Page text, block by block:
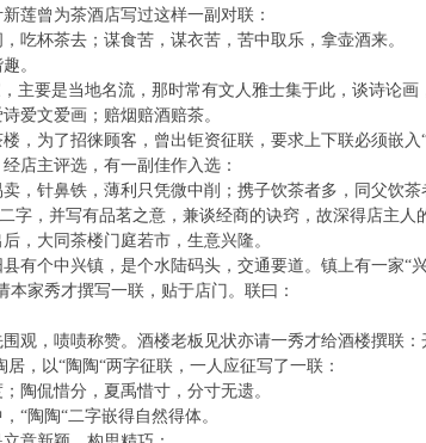
曾为茶酒店写过这样一副对联：
杯茶去；谋食苦，谋衣苦，苦中取乐，拿壶酒来。
。
要是当地名流，那时常有文人雅士集于此，谈诗论画
爱文爱画；赔烟赔酒赔茶。
为了招徕顾客，曾出钜资征联，要求上下联必须嵌入“
店主评选，有一副佳作入选：
针鼻铁，薄利只凭微中削；携子饮茶者多，同父饮茶
，并写有品茗之意，兼谈经商的诀窍，故深得店主人
，大同茶楼门庭若市，生意兴隆。
个中兴镇，是个水陆码头，交通要道。镇上有一家“兴
本家秀才撰写一联，贴于店门。联曰：
，啧啧称赞。酒楼老板见状亦请一秀才给酒楼撰联：
，以“陶陶“两字征联，一人应征写了一联：
陶侃惜分，夏禹惜寸，分寸无遗。
“陶陶“二字嵌得自然得体。